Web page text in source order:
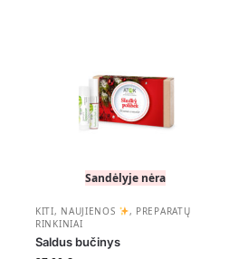
Sandėlyje nėra
KITI, NAUJIENOS , PREPARATŲ
RINKINIAI
Saldus bučinys